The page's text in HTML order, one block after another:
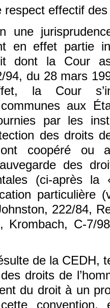
respect effectif
une
en effet partie
dont la Cour
94, du 28 mars
la Cour
aux
par les
des droits
coopéré ou
des
(ci-après
particulière
222/84,
Krombach, C-7/
de la CEDH,
droits de
du droit à un
convention,